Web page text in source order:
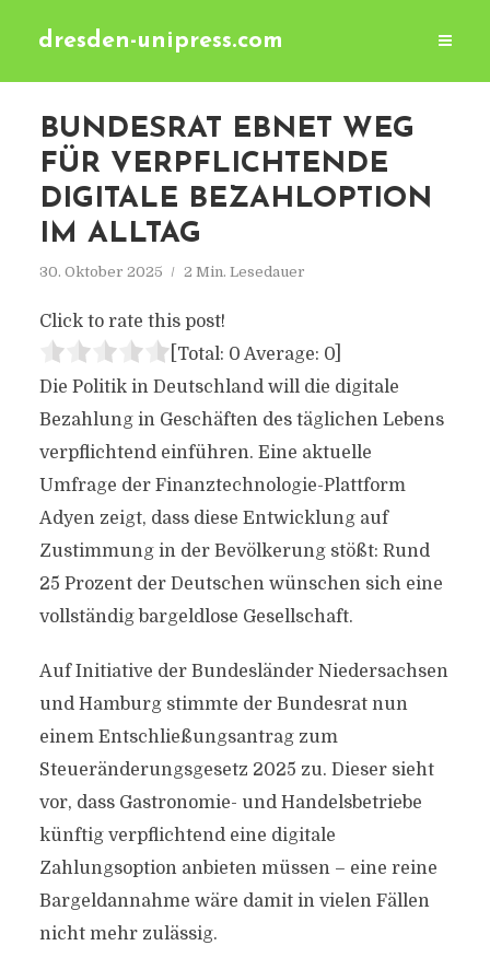
dresden-unipress.com
BUNDESRAT EBNET WEG
FÜR VERPFLICHTENDE
DIGITALE BEZAHLOPTION
IM ALLTAG
30. Oktober 2025 2 Min. Lesedauer
Click to rate this post!
[Total: 0 Average: 0]
Die Politik in Deutschland will die digitale
Bezahlung in Geschäften des täglichen Lebens
verpflichtend einführen. Eine aktuelle
Umfrage der Finanztechnologie-Plattform
Adyen zeigt, dass diese Entwicklung auf
Zustimmung in der Bevölkerung stößt: Rund
25 Prozent der Deutschen wünschen sich eine
vollständig bargeldlose Gesellschaft.
Auf Initiative der Bundesländer Niedersachsen
und Hamburg stimmte der Bundesrat nun
einem Entschließungsantrag zum
Steueränderungsgesetz 2025 zu. Dieser sieht
vor, dass Gastronomie- und Handelsbetriebe
künftig verpflichtend eine digitale
Zahlungsoption anbieten müssen – eine reine
Bargeldannahme wäre damit in vielen Fällen
nicht mehr zulässig.